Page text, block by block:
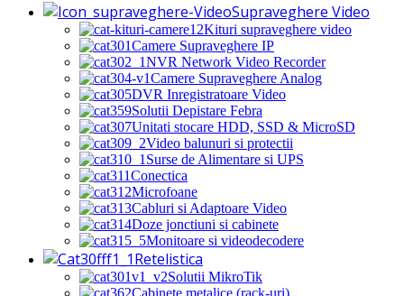
Supraveghere Video
Kituri supraveghere video
Camere Supraveghere IP
NVR Network Video Recorder
Camere Supraveghere Analog
DVR Inregistratoare Video
Solutii Depistare Febra
Unitati stocare HDD, SSD & MicroSD
Video balunuri si protectii
Surse de Alimentare si UPS
Conectica
Microfoane
Cabluri si Adaptoare Video
Doze jonctiuni si cabinete
Monitoare si videodecodere
Retelistica
Solutii MikroTik
Cabinete metalice (rack-uri)